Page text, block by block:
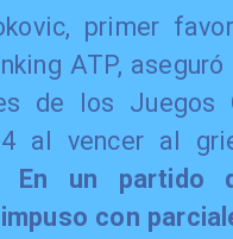
primer
ATP,
de los Juegos
al vencer al
En un partido
con